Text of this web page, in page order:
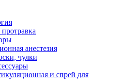
анестезия
чулки
и спрей для